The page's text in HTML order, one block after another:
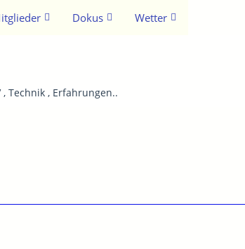
Dokus Wetter
, Technik , Erfahrungen..